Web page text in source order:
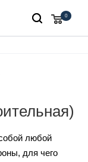
0
любой
для чего